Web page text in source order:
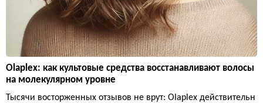
Olaplex: как культовые средства восстанавливают волосы
на молекулярном уровне
Тысячи восторженных отзывов не врут: Olaplex действительн